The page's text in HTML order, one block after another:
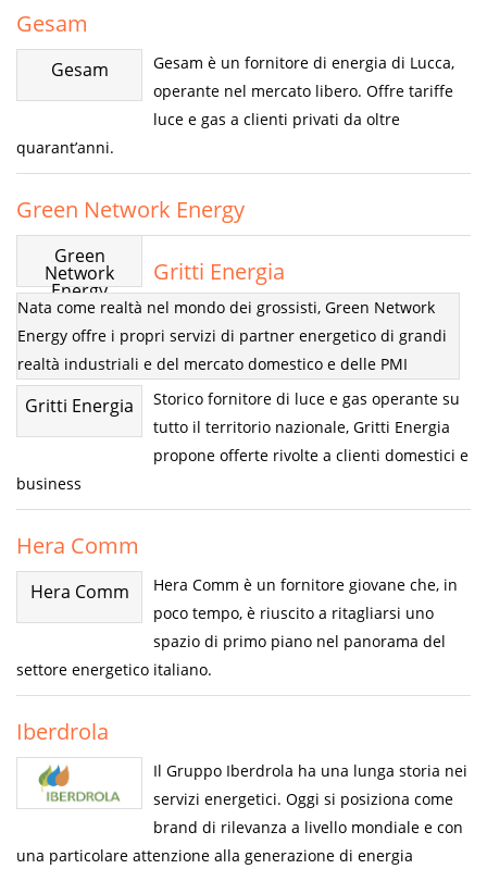
Gesam
Gesam
Gesam è un fornitore di energia di Lucca,
operante nel mercato libero. Offre tariffe
luce e gas a clienti privati da oltre
quarant’anni.
Green Network Energy
Green
Network
Energy
Nata come realtà nel mondo dei grossisti, Green Network
Energy offre i propri servizi di partner energetico di grandi
realtà industriali e del mercato domestico e delle PMI
Gritti Energia
Gritti Energia
Storico fornitore di luce e gas operante su
tutto il territorio nazionale, Gritti Energia
propone offerte rivolte a clienti domestici e
business
Hera Comm
Hera Comm
Hera Comm è un fornitore giovane che, in
poco tempo, è riuscito a ritagliarsi uno
spazio di primo piano nel panorama del
settore energetico italiano.
Iberdrola
Il Gruppo Iberdrola ha una lunga storia nei
servizi energetici. Oggi si posiziona come
brand di rilevanza a livello mondiale e con
una particolare attenzione alla generazione di energia